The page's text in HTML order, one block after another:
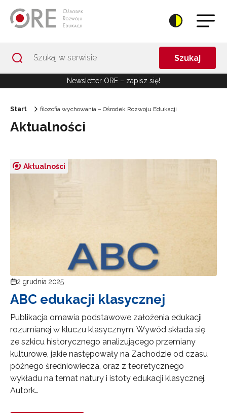
Szukaj
Newsletter ORE – zapisz się!
Start filozofia wychowania – Ośrodek Rozwoju Edukacji
Aktualności
Aktualności
2 grudnia 2025
ABC edukacji klasycznej
Publikacja omawia podstawowe założenia edukacji
rozumianej w kluczu klasycznym. Wywód składa się
ze szkicu historycznego analizującego przemiany
kulturowe, jakie następowały na Zachodzie od czasu
późnego średniowiecza, oraz z teoretycznego
wykładu na temat natury i istoty edukacji klasycznej.
Autork…